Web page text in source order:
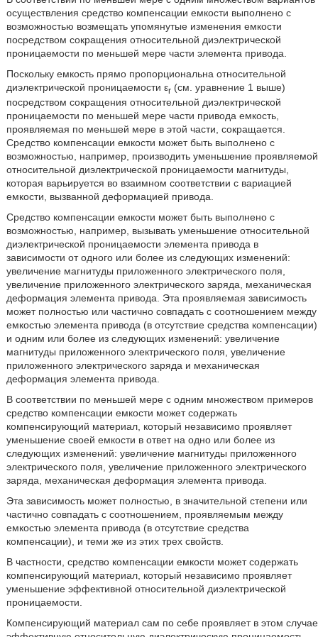
осуществления средство компенсации емкости выполнено с
возможностью возмещать упомянутые изменения емкости
посредством сокращения относительной диэлектрической
проницаемости по меньшей мере части элемента привода.
Поскольку емкость прямо пропорциональна относительной
диэлектрической проницаемости εr(см. уравнение 1 выше)
посредством сокращения относительной диэлектрической
проницаемости по меньшей мере части привода емкость,
проявляемая по меньшей мере в этой части, сокращается.
Средство компенсации емкости может быть выполнено с
возможностью, например, производить уменьшение проявляемой
относительной диэлектрической проницаемости магнитуды,
которая варьируется во взаимном соответствии с вариацией
емкости, вызванной деформацией привода.
Средство компенсации емкости может быть выполнено с
возможностью, например, вызывать уменьшение относительной
диэлектрической проницаемости элемента привода в
зависимости от одного или более из следующих изменений:
увеличение магнитуды приложенного электрического поля,
увеличение приложенного электрического заряда, механическая
деформация элемента привода. Эта проявляемая зависимость
может полностью или частично совпадать с соотношением между
емкостью элемента привода (в отсутствие средства компенсации)
и одним или более из следующих изменений: увеличение
магнитуды приложенного электрического поля, увеличение
приложенного электрического заряда и механическая
деформация элемента привода.
В соответствии по меньшей мере с одним множеством примеров
средство компенсации емкости может содержать
компенсирующий материал, который независимо проявляет
уменьшение своей емкости в ответ на одно или более из
следующих изменений: увеличение магнитуды приложенного
электрического поля, увеличение приложенного электрического
заряда, механическая деформация элемента привода.
Эта зависимость может полностью, в значительной степени или
частично совпадать с соотношением, проявляемым между
емкостью элемента привода (в отсутствие средства
компенсации), и теми же из этих трех свойств.
В частности, средство компенсации емкости может содержать
компенсирующий материал, который независимо проявляет
уменьшение эффективной относительной диэлектрической
проницаемости.
Компенсирующий материал сам по себе проявляет в этом случае